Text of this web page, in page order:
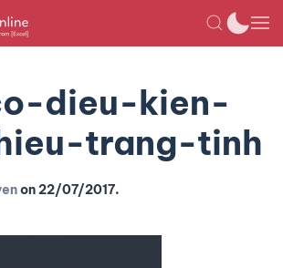
dieu-kien-
trang-tinh
on22/07/2017.